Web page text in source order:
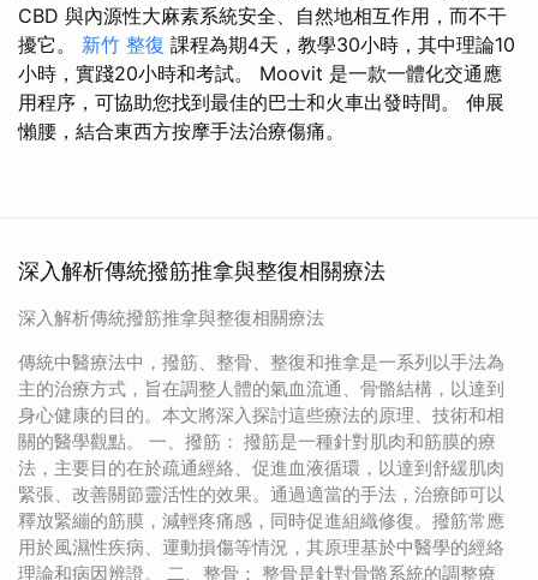
CBD 與內源性大麻素系統安全、自然地相互作用，而不干
擾它。 新竹 整復 課程為期4天，教學30小時，其中理論10
小時，實踐20小時和考試。 Moovit 是一款一體化交通應
用程序，可協助您找到最佳的巴士和火車出發時間。 伸展
懶腰，結合東西方按摩手法治療傷痛。
深入解析傳統撥筋推拿與整復相關療法
深入解析傳統撥筋推拿與整復相關療法
傳統中醫療法中，撥筋、整骨、整復和推拿是一系列以手法為
主的治療方式，旨在調整人體的氣血流通、骨骼結構，以達到
身心健康的目的。本文將深入探討這些療法的原理、技術和相
關的醫學觀點。 一、撥筋： 撥筋是一種針對肌肉和筋膜的療
法，主要目的在於疏通經絡、促進血液循環，以達到舒緩肌肉
緊張、改善關節靈活性的效果。通過適當的手法，治療師可以
釋放緊繃的筋膜，減輕疼痛感，同時促進組織修復。撥筋常應
用於風濕性疾病、運動損傷等情況，其原理基於中醫學的經絡
理論和病因辨證。 二、整骨： 整骨是針對骨骼系統的調整療